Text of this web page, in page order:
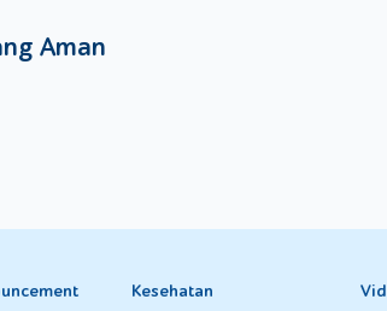
Aman
Kesehatan